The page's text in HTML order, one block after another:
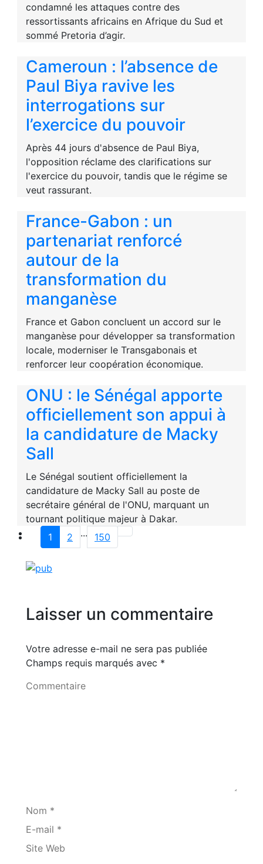
condamné les attaques contre des
ressortissants africains en Afrique du Sud et
sommé Pretoria d’agir.
Cameroun : l’absence de
Paul Biya ravive les
interrogations sur
l’exercice du pouvoir
Après 44 jours d'absence de Paul Biya,
l'opposition réclame des clarifications sur
l'exercice du pouvoir, tandis que le régime se
veut rassurant.
France-Gabon : un
partenariat renforcé
autour de la
transformation du
manganèse
France et Gabon concluent un accord sur le
manganèse pour développer sa transformation
locale, moderniser le Transgabonais et
renforcer leur coopération économique.
ONU : le Sénégal apporte
officiellement son appui à
la candidature de Macky
Sall
Le Sénégal soutient officiellement la
candidature de Macky Sall au poste de
secrétaire général de l'ONU, marquant un
tournant politique majeur à Dakar.
1
2 ... 150
Laisser un commentaire
Votre adresse e-mail ne sera pas publiée
Champs requis marqués avec *
Commentaire
Nom *
E-mail *
Site Web